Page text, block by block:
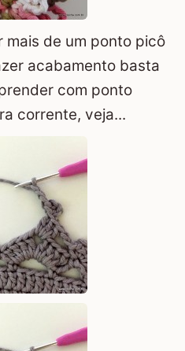
mais de um ponto picô
acabamento basta
com ponto
corrente, veja...